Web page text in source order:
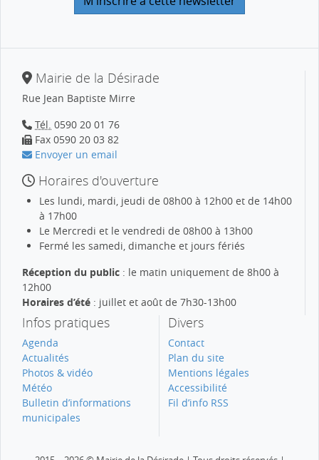
Mairie de la Désirade
Rue Jean Baptiste Mirre
Tél. 0590 20 01 76
Fax 0590 20 03 82
Envoyer un email
Horaires d'ouverture
Les lundi, mardi, jeudi de 08h00 à 12h00 et de 14h00
à 17h00
Le Mercredi et le vendredi de 08h00 à 13h00
Fermé les samedi, dimanche et jours fériés
Réception du public : le matin uniquement de 8h00 à
12h00
Horaires d’été : juillet et août de 7h30-13h00
Infos pratiques
Agenda
Actualités
Photos & vidéo
Météo
Bulletin d’informations
municipales
Divers
Contact
Plan du site
Mentions légales
Accessibilité
Fil d’info RSS